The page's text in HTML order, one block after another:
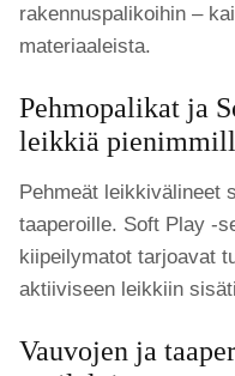
rakennuspalikoihin –
materiaaleista.
Pehmopalikat ja
leikkiä
Pehmeät leikkivälineet
taaperoille. Soft Play -
kiipeilymatot tarjoavat
aktiiviseen leikkiin
Vauvojen ja